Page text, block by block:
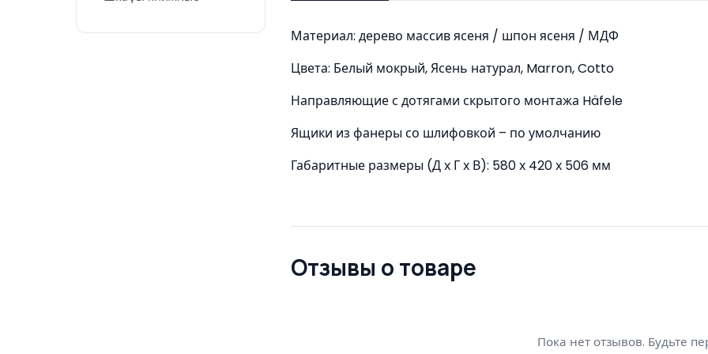
Материал: дерево массив ясеня / шпон ясеня / МДФ
Цвета: Белый мокрый, Ясень натурал, Marron, Cotto
Направляющие с дотягами скрытого монтажа Häfele
Ящики из фанеры со шлифовкой – по умолчанию
Габаритные размеры (Д х Г х В): 580 х 420 х 506 мм
Отзывы о товаре
Пока нет отзывов. Будьте